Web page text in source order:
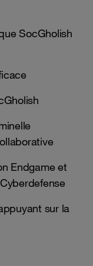
SocGholish
Endgame et
sur la